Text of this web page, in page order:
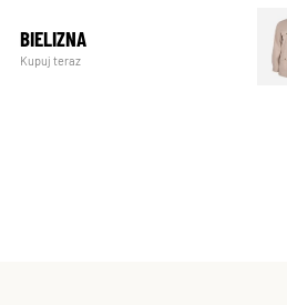
BIELIZNA
Kupuj teraz